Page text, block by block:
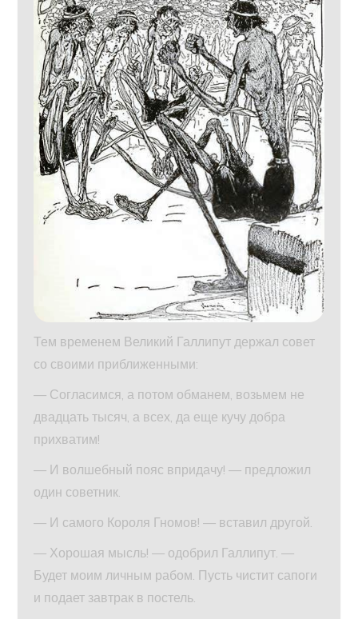
Тем временем Великий Галлипут держал совет
со своими приближенными:
— Согласимся, а потом обманем, возьмем не
двадцать тысяч, а всех, да еще кучу добра
прихватим!
— И волшебный пояс впридачу! — предложил
один советник.
— И самого Короля Гномов! — вставил другой.
— Хорошая мысль! — одобрил Галлипут. —
Будет моим личным рабом. Пусть чистит сапоги
и подает завтрак в постель.